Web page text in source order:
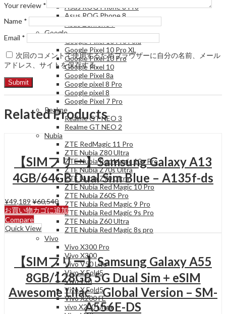
Asus ROG Phone 8 Pro
Asus ROG Phone 8
Asus Zenfone 7
Google
Google Pixel 10 Pro Fold
Google Pixel 10 Pro XL
Google Pixel 10 Pro
Google Pixel 10
Google Pixel 8a
Google pixel 8 Pro
Google pixel 8
Google Pixel 7 Pro
Realme
Realme GT NEO 3
Realme GT NEO 2
Nubia
ZTE RedMagic 11 Pro
ZTE Nubia Z80 Ultra
ZTE Nubia Red Magic 10s Pro
ZTE Nubia Z70s Ultra
ZTE Nubia Z70 Ultra
ZTE Nubia Red Magic 10 Pro
ZTE Nubia Z60S Pro
ZTE Nubia Red Magic 9 Pro
ZTE Nubia Red Magic 9s Pro
ZTE Nubia Z60 Ultra
ZTE Nubia Red Magic 8s pro
Vivo
Vivo X300 Pro
Vivo X300
Vivo V50 Lite
Vivo X Fold5
Vivo v50
Vivo X Fold5
Vivo X200 FE
vivo X200 Ultra
Your review *
Name *
Email *
次回のコメントで使用するためブラウザーに自分の名前、メール
アドレス、サイトを保存する。
Related Products
【SIMフリー】Samsung Galaxy A13
4GB/64GB Dual Sim Blue – A135f-ds
¥49,189 ¥60,540
お買い物カゴに追加
Compare
Quick View
【SIMフリー】Samsung Galaxy A55
8GB/128GB 5G Dual Sim + eSIM
Awesome Lilac – Global Version – SM-
A556E-DS